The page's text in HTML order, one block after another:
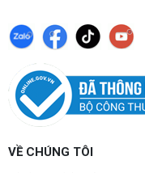
VỀ CHÚNG TÔI